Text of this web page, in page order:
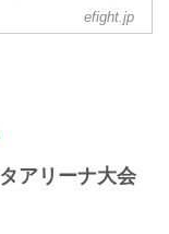
平洋フェザー級王
ブミッションファイ
efight.jp
アリーナ大会